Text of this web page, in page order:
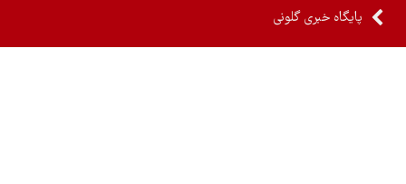
پایگاه خبری گلونی